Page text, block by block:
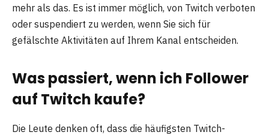
mehr als das. Es ist immer möglich, von Twitch verboten
oder suspendiert zu werden, wenn Sie sich für
gefälschte Aktivitäten auf Ihrem Kanal entscheiden.
Was passiert, wenn ich Follower
auf Twitch kaufe?
Die Leute denken oft, dass die häufigsten Twitch-